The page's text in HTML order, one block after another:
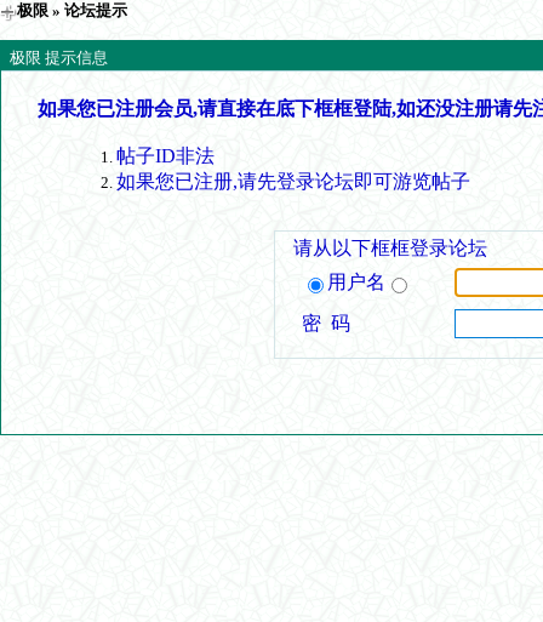
极限 » 论坛提示
极限 提示信息
如果您已注册会员,请直接在底下框框登陆,如还没注册请先
帖子ID非法
如果您已注册,请先登录论坛即可游览帖子
请从以下框框登录论坛
用户名
密 码